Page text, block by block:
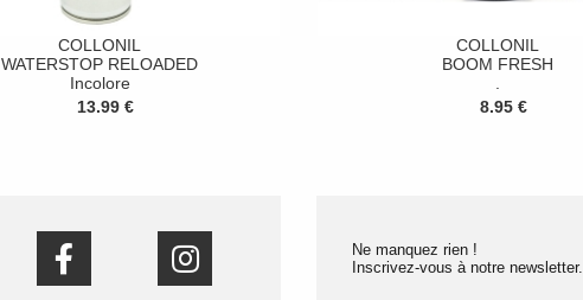
COLLONIL
WATERSTOP RELOADED
Incolore
13.99 €
COLLONIL
BOOM FRESH
8.95 €
Ne manquez rien !
Inscrivez-vous à notre newsletter.